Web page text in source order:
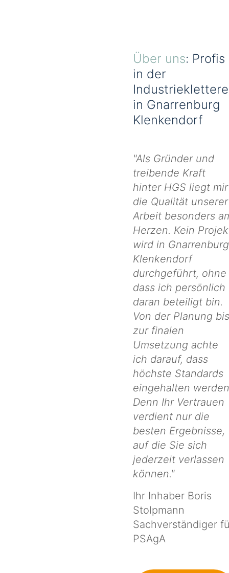
Über uns: Profis
in der
in Gnarrenburg
Klenkendorf
"Als Gründer und
treibende Kraft
hinter HGS liegt mir
die Qualität unserer
Arbeit besonders
Herzen. Kein
wird in Gnarrenburg
Klenkendorf
durchgeführt, ohne
dass ich persönlich
daran beteiligt bin.
Von der Planung bis
zur finalen
Umsetzung achte
ich darauf, dass
höchste Standards
eingehalten
Denn Ihr Vertrauen
verdient nur die
besten Ergebnisse,
auf die Sie sich
jederzeit verlassen
können."
Ihr Inhaber Boris
Stolpmann
Sachverständiger
PSAgA